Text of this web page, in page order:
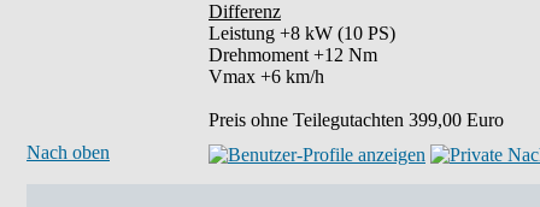
Differenz
Leistung +8 kW (10 PS)
Drehmoment +12 Nm
Vmax +6 km/h
Preis ohne Teilegutachten 399,00 Euro
Nach oben